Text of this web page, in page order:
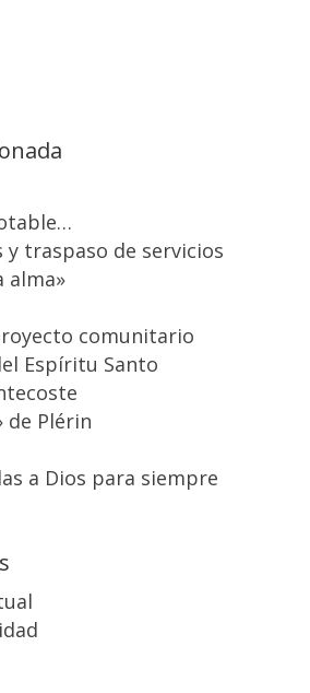
y traspaso de servicios
alma»
comunitario
Espíritu Santo
de Plérin
a Dios para siempre